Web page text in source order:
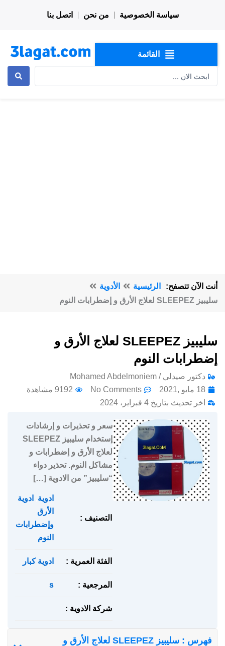
سياسة الخصوصية من نحن اتصل بنا
القائمة
أنت الآن تتصفح: الرئيسية
الأدوية
سليبيز SLEEPEZ لعلاج الأرق و إضطرابات النوم
سليبيز SLEEPEZ لعلاج الأرق و
إضطرابات النوم
دكتور صيدلي / Mohamed Abdelmoniem
18 مايو ,2021
No Comments
9192 مشاهدة
اخر تحديث بتاريخ 4 فبراير، 2024
سعر و تحذيرات و إرشادات
إستخدام سليبيز SLEEPEZ
لعلاج الأرق و إضطرابات و
مشاكل النوم. تحذير دواء
“سليبيز” من الادوية […]
التصنيف :
ادوية
ادوية
الأرق
وإضطرابات
النوم
الفئة العمرية : ادوية كبار
المرجعية : s
شركة الادوية :
فهرس : سليبيز SLEEPEZ لعلاج الأرق و